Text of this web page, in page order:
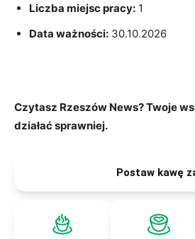
Liczba miejsc pracy: 1
Data ważności: 30.10.2026
Czytasz Rzeszów News? Twoje
działać sprawniej.
Postaw kawę